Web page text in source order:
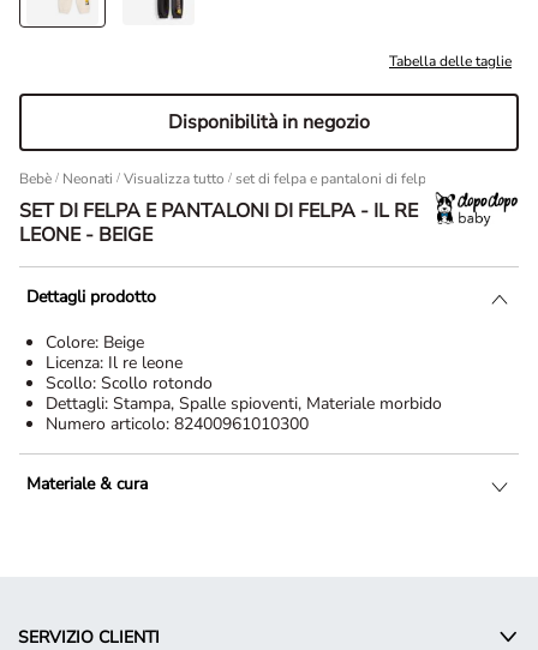
Tabella delle taglie
Disponibilità in negozio
Bebè / Neonati / Visualizza tutto set di felpa e pantaloni di felpa - Il re leone -
SET DI FELPA E PANTALONI DI FELPA - IL RE
LEONE - BEIGE
Dettagli prodotto
Colore: Beige
Licenza: Il re leone
Scollo: Scollo rotondo
Dettagli: Stampa, Spalle spioventi, Materiale morbido
Numero articolo: 82400961010300
Materiale & cura
SERVIZIO CLIENTI